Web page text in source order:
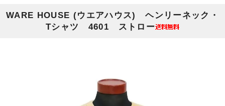
WARE HOUSE (ウエアハウス) ヘンリーネック・
Tシャツ 4601 ストロー